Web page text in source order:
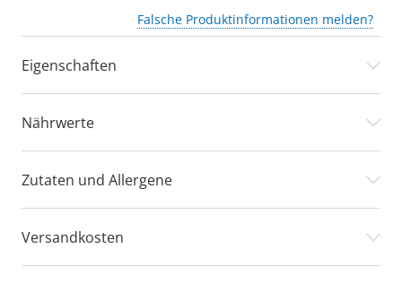
Falsche Produktinformationen melden?
Eigenschaften
Nährwerte
Zutaten und Allergene
Versandkosten